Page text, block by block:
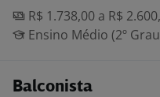
R$ 1.738,00 a R$
Ensino Médio (2º
Balconista